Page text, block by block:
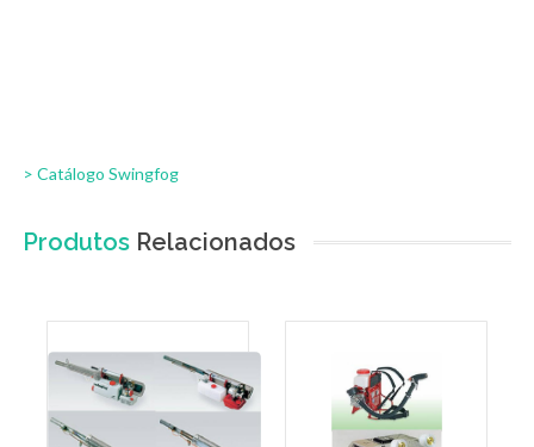
> Catálogo Swingfog
Produtos Relacionados